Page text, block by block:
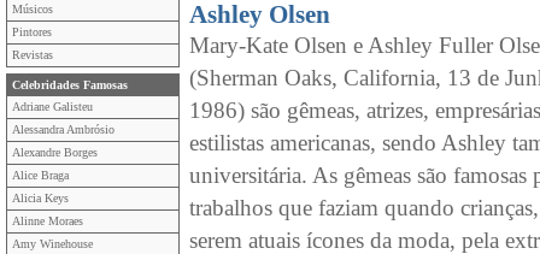
Músicos
Pintores
Revistas
Celebridades Famosas
Adriane Galisteu
Alessandra Ambrósio
Alexandre Borges
Alice Braga
Alicia Keys
Alinne Moraes
Amy Winehouse
Ashley Olsen
Mary-Kate Olsen e Ashley Fuller
(Sherman Oaks, California, 13 de
1986) são gêmeas, atrizes,
estilistas americanas, sendo Ashley
universitária. As gêmeas são famosas
trabalhos que faziam quando
serem atuais ícones da moda, pela